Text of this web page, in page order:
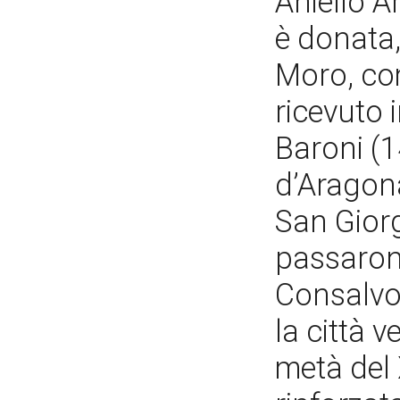
è
Moro,
ricevuto
Baroni
San
la città
metà